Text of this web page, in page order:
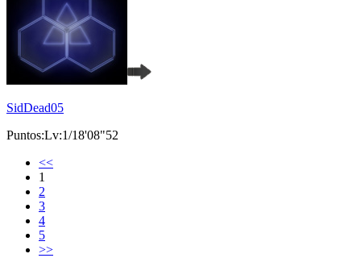
SidDead05
Puntos:Lv:1/18'08"52
<<
1
2
3
4
5
>>